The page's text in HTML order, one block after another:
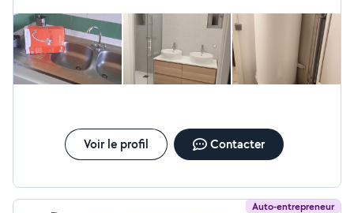
Voir le profil Contacter
Auto-entrepreneur